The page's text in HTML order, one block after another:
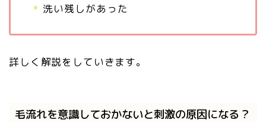
洗い残しがあった
詳しく解説をしていきます。
毛流れを意識しておかないと刺激の原因になる？